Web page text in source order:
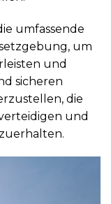
umfassende
um
und
sicheren
die
und